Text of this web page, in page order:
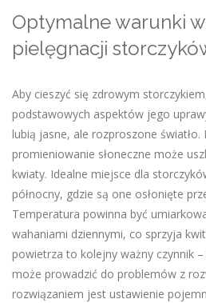
Optymalne warunki
pielęgnacji
Aby cieszyć się zdrowym
podstawowych aspektów jego
lubią jasne, ale rozproszone światło.
promieniowanie słoneczne może
kwiaty. Idealne miejsce dla
północny, gdzie są one osłonięte
Temperatura powinna być
wahaniami dziennymi, co sprzyja
powietrza to kolejny ważny czynnik
może prowadzić do problemów z
rozwiązaniem jest ustawienie